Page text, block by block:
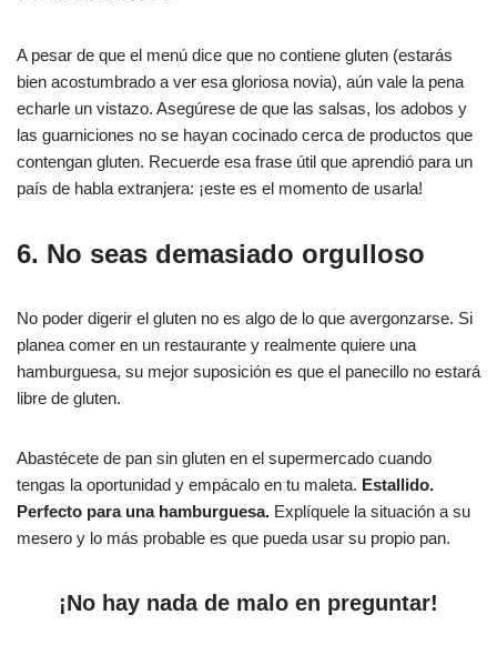
A pesar de que el menú dice que no contiene gluten (estarás
bien acostumbrado a ver esa gloriosa novia), aún vale la pena
echarle un vistazo. Asegúrese de que las salsas, los adobos y
las guarniciones no se hayan cocinado cerca de productos que
contengan gluten. Recuerde esa frase útil que aprendió para un
país de habla extranjera: ¡este es el momento de usarla!
6. No seas demasiado orgulloso
No poder digerir el gluten no es algo de lo que avergonzarse. Si
planea comer en un restaurante y realmente quiere una
hamburguesa, su mejor suposición es que el panecillo no estará
libre de gluten.
Abastécete de pan sin gluten en el supermercado cuando
tengas la oportunidad y empácalo en tu maleta. Estallido.
Perfecto para una hamburguesa. Explíquele la situación a su
mesero y lo más probable es que pueda usar su propio pan.
¡No hay nada de malo en preguntar!